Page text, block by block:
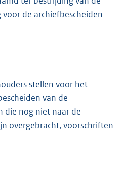
de archiefbescheiden
stellen voor het
van de
die nog niet naar de
overgebracht, voorschriften